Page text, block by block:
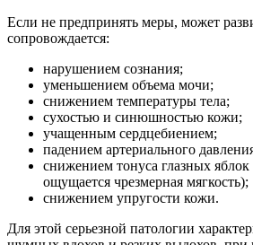
Если не предпринять меры, может
сопровождается:
нарушением сознания;
уменьшением объема мочи;
снижением температуры тела;
сухостью и синюшностью кожи;
учащенным сердцебиением;
падением артериального
снижением тонуса глазных
ощущается чрезмерная мягкость);
снижением упругости кожи.
Для этой серьезной патологии